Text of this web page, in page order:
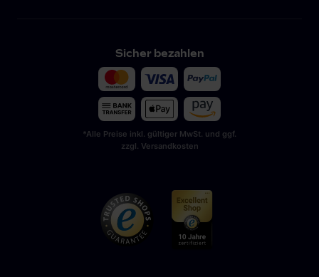
Sicher bezahlen
*Alle Preise inkl. gültiger MwSt. und ggf.
zzgl. Versandkosten